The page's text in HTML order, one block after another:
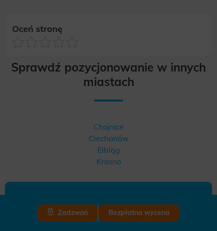
Oceń stronę
Sprawdź pozycjonowanie w innych
miastach
Chojnice
Ciechanów
Elbląg
Krosno
Jesteś zainteresowany
współpracą z czołową agencją
Zadzwoń Bezpłatna wycena